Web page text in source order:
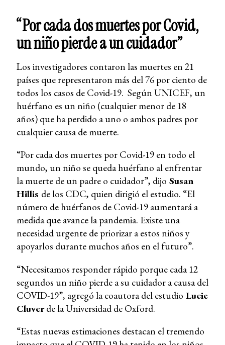
“Por cada dos muertes por Covid,
un niño pierde a un cuidador”
Los investigadores contaron las muertes en 21
países que representaron más del 76 por ciento de
todos los casos de Covid-19. Según UNICEF, un
huérfano es un niño (cualquier menor de 18
años) que ha perdido a uno o ambos padres por
cualquier causa de muerte.
“Por cada dos muertes por Covid-19 en todo el
mundo, un niño se queda huérfano al enfrentar
la muerte de un padre o cuidador”, dijo Susan
Hillis de los CDC, quien dirigió el estudio. “El
número de huérfanos de Covid-19 aumentará a
medida que avance la pandemia. Existe una
necesidad urgente de priorizar a estos niños y
apoyarlos durante muchos años en el futuro”.
“Necesitamos responder rápido porque cada 12
segundos un niño pierde a su cuidador a causa del
COVID-19”, agregó la coautora del estudio Lucie
Cluverde la Universidad de Oxford.
“Estas nuevas estimaciones destacan el tremendo